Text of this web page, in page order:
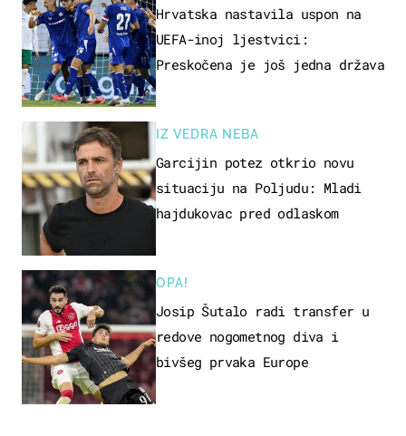
Hrvatska nastavila uspon na
UEFA-inoj ljestvici:
Preskočena je još jedna država
IZ VEDRA NEBA
Garcijin potez otkrio novu
situaciju na Poljudu: Mladi
hajdukovac pred odlaskom
OPA!
Josip Šutalo radi transfer u
redove nogometnog diva i
bivšeg prvaka Europe